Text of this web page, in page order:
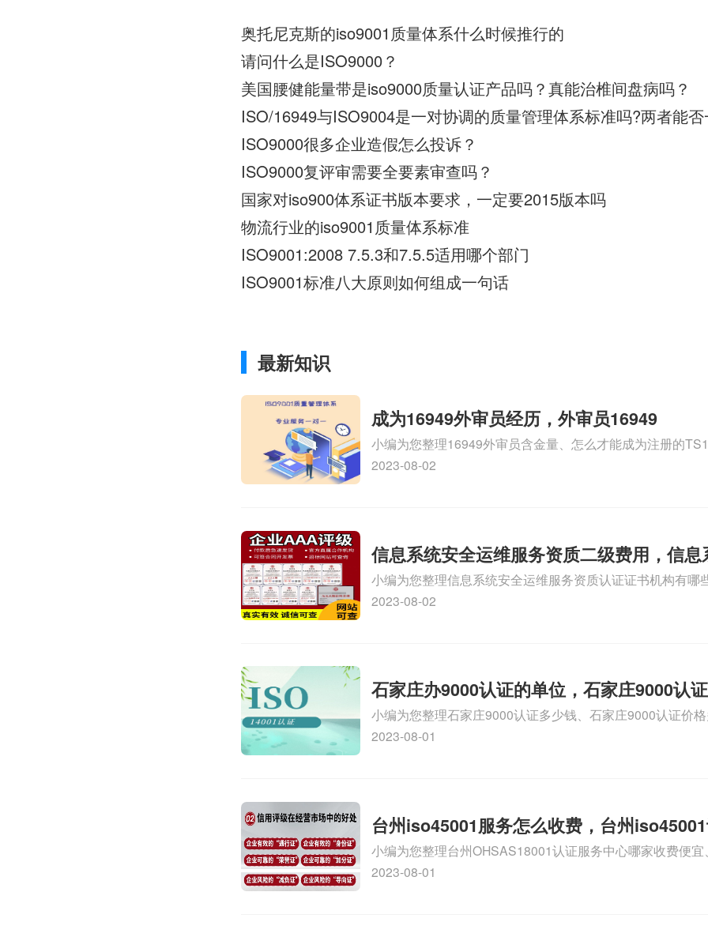
奥托尼克斯的iso9001质量体系什么时候推行的
请问什么是ISO9000？
美国腰健能量带是iso9000质量认证产品吗？真能治椎间盘病吗？
ISO/16949与ISO9004是一对协调的质量管理体系标准吗?两者能
ISO9000很多企业造假怎么投诉？
ISO9000复评审需要全要素审查吗？
国家对iso900体系证书版本要求，一定要2015版本吗
物流行业的iso9001质量体系标准
ISO9001:2008 7.5.3和7.5.5适用哪个部门
ISO9001标准八大原则如何组成一句话
最新知识
成为16949外审员经历，外审员16949
小编为您整理16949外审员含金量、怎么才能成为注册的
审员、我也想16949外审员，不过不了解具体情况、iso9000
2023-08-02
信息系统安全运维服务资质二级费用，信息
维服务资质二级
小编为您整理信息系统安全运维服务资质认证证书机构有哪
务资质的费用是多少啊、安全运维服务资质哪家便宜、安全
2023-08-02
石家庄办9000认证的单位，石家庄9000认
小编为您整理石家庄9000认证多少钱、石家庄9000认证价
9000认证大概多少钱、石家庄9000认证价格贵吗、石家庄
2023-08-01
台州iso45001服务怎么收费，台州
么收费
小编为您整理台州OHSAS18001认证服务中心哪家收费便
认证，哪个咨询公司服务好、台州CE认证,台州机械机电CE
2023-08-01